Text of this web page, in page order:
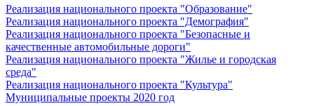
Реализация национального проекта "Образование"
Реализация национального проекта "Демография"
Реализация национального проекта "Безопасные и
качественные автомобильные дороги"
Реализация национального проекта "Жилье и городская
среда"
Реализация национального проекта "Культура"
Муниципальные проекты 2020 год